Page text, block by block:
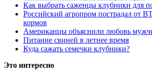
Как выбрать саженцы клубники для
Российский агропром пострадал от
кормов
Американцы объяснили любовь
Питание свиней в летнее время
Куда сажать семечки клубники?
Это интересно